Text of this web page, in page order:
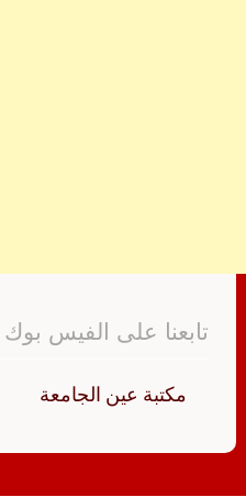
تابعنا على الفيس بوك
‏مكتبة عين الجامعة‏